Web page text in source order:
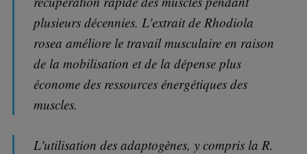
plusieurs décennies. L'extrait de Rhodiola
rosea améliore le travail musculaire en raison
de la mobilisation et de la dépense plus
économe des ressources énergétiques des
muscles.
L'utilisation des adaptogènes, y compris la R.